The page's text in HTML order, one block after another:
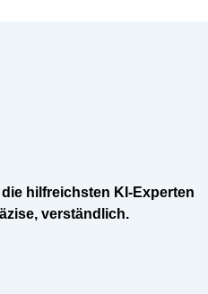
hilfreichsten KI-Experten
verständlich.